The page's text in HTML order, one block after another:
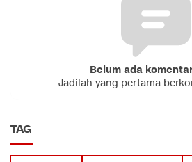
Belum ada
Jadilah yang pertama
TAG